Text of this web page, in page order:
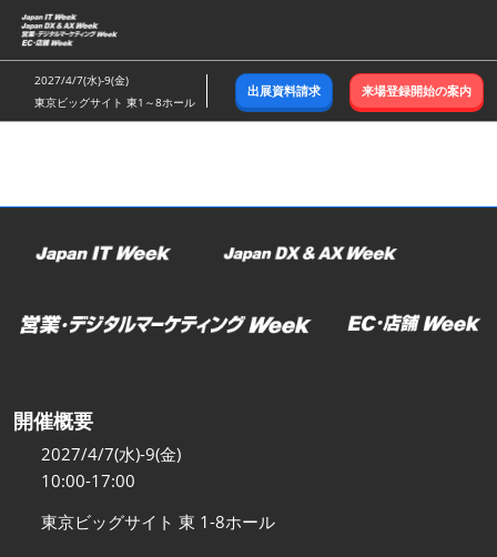
ス
キ
ッ
し
む
2027/4/7(水)-9(金)
東京ビッグサイト 東1～8ホール
出展資料請求 来場登録開始の案内
開催概要
2027/4/7(水)-9(金)
10:00-17:00
東京ビッグサイト 東 1-8ホール